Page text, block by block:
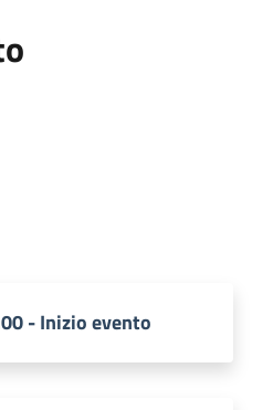
- Inizio evento